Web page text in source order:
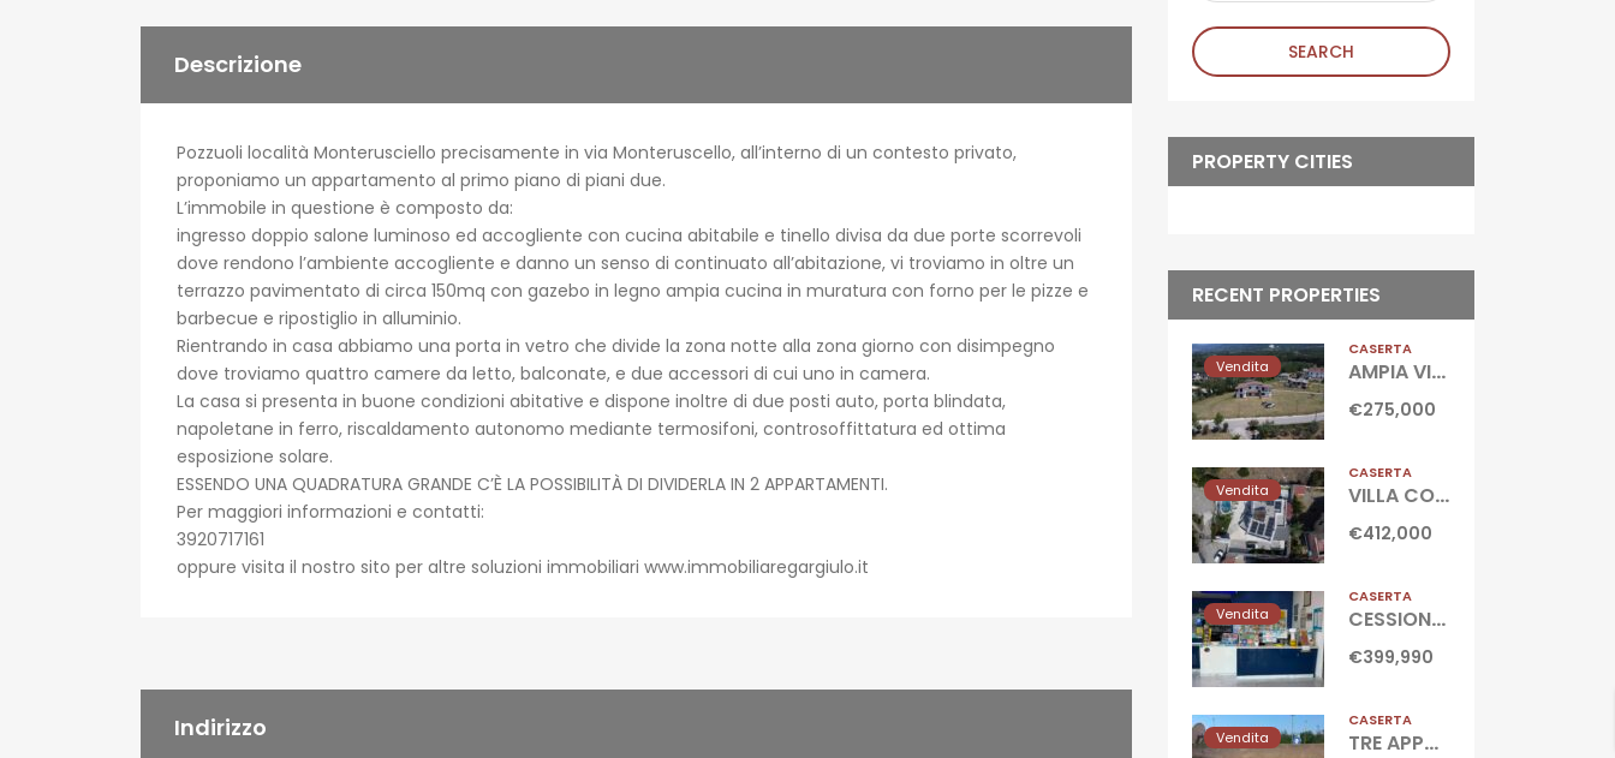
Descrizione
Pozzuoli località Monterusciello precisamente in via Monteruscello, all’interno di un contesto privato,
proponiamo un appartamento al primo piano di piani due.
L’immobile in questione è composto da:
ingresso doppio salone luminoso ed accogliente con cucina abitabile e tinello divisa da due porte scorrevoli
dove rendono l’ambiente accogliente e danno un senso di continuato all’abitazione, vi troviamo in oltre un
terrazzo pavimentato di circa 150mq con gazebo in legno ampia cucina in muratura con forno per le pizze e
barbecue e ripostiglio in alluminio.
Rientrando in casa abbiamo una porta in vetro che divide la zona notte alla zona giorno con disimpegno
dove troviamo quattro camere da letto, balconate, e due accessori di cui uno in camera.
La casa si presenta in buone condizioni abitative e dispone inoltre di due posti auto, porta blindata,
napoletane in ferro, riscaldamento autonomo mediante termosifoni, controsoffittatura ed ottima
esposizione solare.
ESSENDO UNA QUADRATURA GRANDE C’È LA POSSIBILITÀ DI DIVIDERLA IN 2 APPARTAMENTI.
Per maggiori informazioni e contatti:
3920717161
oppure visita il nostro sito per altre soluzioni immobiliari www.immobiliaregargiulo.it
Indirizzo
SEARCH
PROPERTY CITIES
RECENT PROPERTIES
Vendita
CASERTA
AMPIA VILLA CON GIARDINO Gioia Sannitica
€275,000
Vendita
CASERTA
VILLA CON PISCINA Castel Volturno-Parco Europa
€412,000
Vendita
CASERTA
CESSIONE ATTIVITA’ TABACCHERIA Marina Di Ischitella-Domitiana
€399,990
Vendita
CASERTA
TRE APPARTAMENTI CON TERRAZZO Castel Volturno-Domitiana